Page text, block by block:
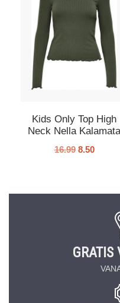
Kids Only Top High
Neck Nella
16.99 8.50
GRATIS